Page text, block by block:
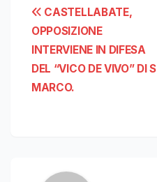
Navigazione
articoli
CASTELLABATE,
OPPOSIZIONE
INTERVIENE IN DIFESA
DEL “VICO DE VIVO” DI S
MARCO.